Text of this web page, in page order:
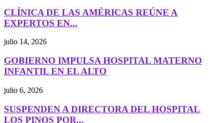
CLÍNICA DE LAS AMÉRICAS REÚNE A
EXPERTOS EN...
julio 14, 2026
GOBIERNO IMPULSA HOSPITAL MATERNO
INFANTIL EN EL ALTO
julio 6, 2026
SUSPENDEN A DIRECTORA DEL HOSPITAL
LOS PINOS POR...